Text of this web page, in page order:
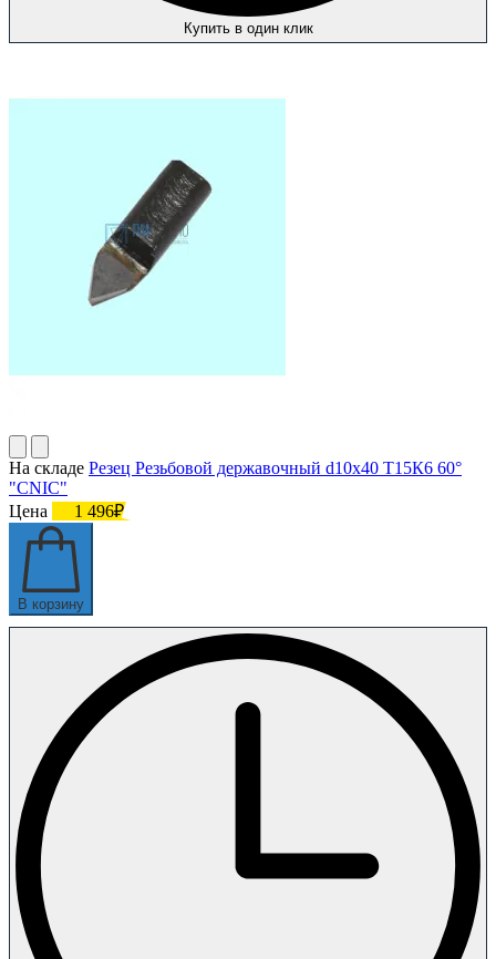
Купить в один клик
На складе Резец Резьбовой державочный d10х40 Т15К6 60°
"CNIC"
Цена
1 496₽
В корзину